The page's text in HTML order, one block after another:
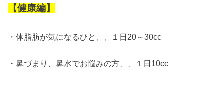
【健康編】
・体脂肪が気になるひと、、１日20～30cc
・鼻づまり、鼻水でお悩みの方、、１日10cc